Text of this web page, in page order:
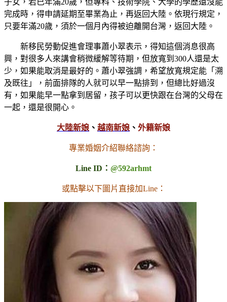
子女，若已年滿20歲，但專科、技術學院、大學的學歷還沒能
完成時，得申請延期至畢業為止，再返回大陸。依現行規定，
只要年滿20歲，須於一個月內得被迫離開台灣，返回大陸。
新移民勞動促進會理事蕭小翠表示，得知這個消息很高
興，對很多人來講會稍微緩解等待期，但放寬到300人還是太
少，如果能取消是最好的。蕭小翠強調，希望放寬規定能「溯
及既往」，前面排隊的人就可以早一點排到，但總比好過沒
有，如果能早一點拿到居留，孩子可以更快跟在台灣的父母在
一起，還是很開心。
大陸新娘 、 越南新娘 、 外籍新娘
專業婚姻介紹聯絡諮詢：
Line ID： @592arhmt
或點擊以下圖片直接加Line：